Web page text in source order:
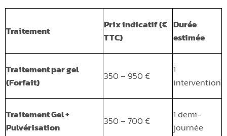
Traitement
Prix indicatif (€
TTC)
Durée
estimée
Traitement par gel
(Forfait)
350 – 950 €
1
intervention
Traitement Gel +
Pulvérisation
350 – 700 €
1 demi-
journée